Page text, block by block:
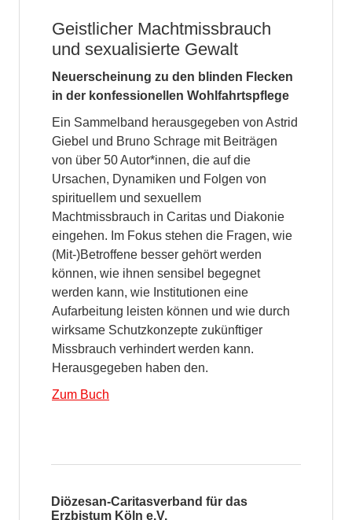
Geistlicher Machtmissbrauch
und sexualisierte Gewalt
Neuerscheinung zu den blinden Flecken
in der konfessionellen Wohlfahrtspflege
Ein Sammelband herausgegeben von Astrid
Giebel und Bruno Schrage mit Beiträgen
von über 50 Autor*innen, die auf die
Ursachen, Dynamiken und Folgen von
spirituellem und sexuellem
Machtmissbrauch in Caritas und Diakonie
eingehen. Im Fokus stehen die Fragen, wie
(Mit-)Betroffene besser gehört werden
können, wie ihnen sensibel begegnet
werden kann, wie Institutionen eine
Aufarbeitung leisten können und wie durch
wirksame Schutzkonzepte zukünftiger
Missbrauch verhindert werden kann.
Herausgegeben haben den.
Zum Buch
Diözesan-Caritasverband für das
Erzbistum Köln e.V.